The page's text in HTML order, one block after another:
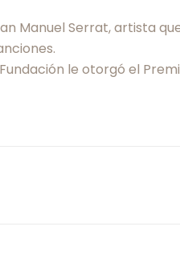
Manuel Serrat, artista
le otorgó el